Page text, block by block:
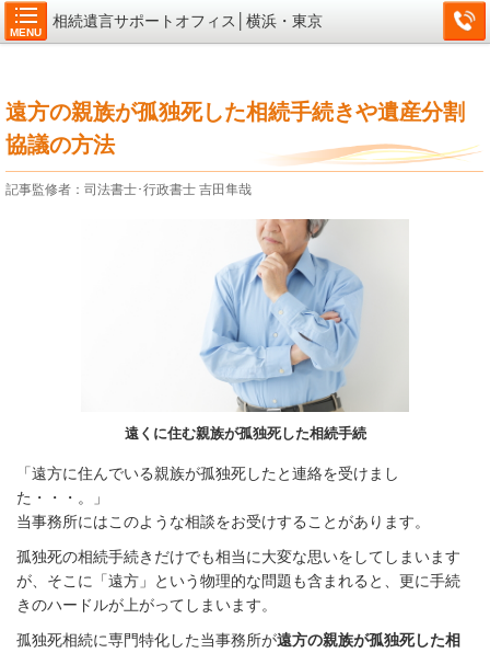
MENU
相続遺言サポートオフィス│横浜・東京
遠方の親族が孤独死した相続手続きや遺産分割
協議の方法
記事監修者：司法書士･行政書士 吉田隼哉
遠くに住む親族が孤独死した相続手続
「遠方に住んでいる親族が孤独死したと連絡を受けまし
た・・・。」
当事務所にはこのような相談をお受けすることがあります。
孤独死の相続手続きだけでも相当に大変な思いをしてしまいます
が、そこに「遠方」という物理的な問題も含まれると、更に手続
きのハードルが上がってしまいます。
孤独死相続に専門特化した当事務所が遠方の親族が孤独死した相